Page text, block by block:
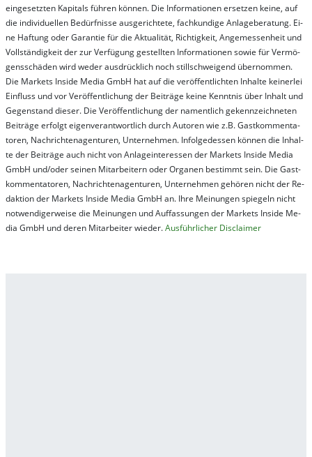
ein­ge­setz­ten Ka­pi­tals füh­ren kön­nen. Die In­for­ma­tion­en er­setz­en kei­ne, auf
die in­di­vi­du­el­len Be­dür­fnis­se aus­ge­rich­te­te, fach­kun­di­ge An­la­ge­be­ra­tung. Ei­
ne Haf­tung oder Ga­ran­tie für die Ak­tu­ali­tät, Rich­tig­keit, An­ge­mes­sen­heit und
Vol­lständ­ig­keit der zur Ver­fü­gung ge­stel­lt­en In­for­ma­tion­en so­wie für Ver­mö­
gens­schä­den wird we­der aus­drück­lich noch stil­lschwei­gend über­nom­men.
Die Mar­kets In­side Me­dia GmbH hat auf die ver­öf­fent­lich­ten In­hal­te kei­ner­lei
Ein­fluss und vor Ver­öf­fent­lich­ung der Bei­trä­ge kei­ne Ken­nt­nis über In­halt und
Ge­gen­stand die­ser. Die Ver­öf­fent­lich­ung der na­ment­lich ge­kenn­zeich­net­en
Bei­trä­ge er­folgt ei­gen­ver­ant­wort­lich durch Au­tor­en wie z.B. Gast­kom­men­ta­
tor­en, Nach­richt­en­ag­en­tur­en, Un­ter­neh­men. In­fol­ge­des­sen kön­nen die In­hal­
te der Bei­trä­ge auch nicht von An­la­ge­in­te­res­sen der Mar­kets In­side Me­dia
GmbH und/oder sei­nen Mit­ar­bei­tern oder Or­ga­nen be­stim­mt sein. Die Gast­
kom­men­ta­tor­en, Nach­rich­ten­ag­en­tur­en, Un­ter­neh­men ge­hör­en nicht der Re­
dak­tion der Mar­kets In­side Me­dia GmbH an. Ihre Mei­nung­en spie­geln nicht
not­wen­di­ger­wei­se die Mei­nung­en und Auf­fas­sung­en der Mar­kets In­side Me­
dia GmbH und de­ren Mit­ar­bei­ter wie­der.Aus­führ­lich­er Dis­clai­mer